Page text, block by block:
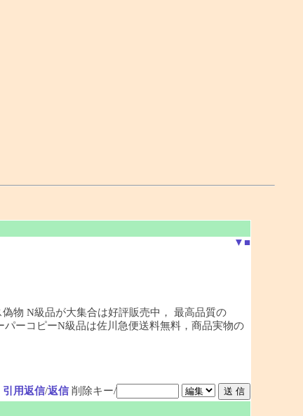
▼ ■
物 N級品が大集合は好評販売中， 最高品質の
ーコピーN級品は佐川急便送料無料，商品実物の
引用返信/返信 削除キー/